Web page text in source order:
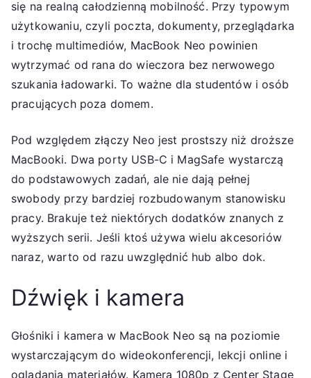
się na realną całodzienną mobilność. Przy typowym
użytkowaniu, czyli poczta, dokumenty, przeglądarka
i trochę multimediów, MacBook Neo powinien
wytrzymać od rana do wieczora bez nerwowego
szukania ładowarki. To ważne dla studentów i osób
pracujących poza domem.
Pod względem złączy Neo jest prostszy niż droższe
MacBooki. Dwa porty USB-C i MagSafe wystarczą
do podstawowych zadań, ale nie dają pełnej
swobody przy bardziej rozbudowanym stanowisku
pracy. Brakuje też niektórych dodatków znanych z
wyższych serii. Jeśli ktoś używa wielu akcesoriów
naraz, warto od razu uwzględnić hub albo dok.
Dźwięk i kamera
Głośniki i kamera w MacBook Neo są na poziomie
wystarczającym do wideokonferencji, lekcji online i
oglądania materiałów. Kamera 1080p z Center Stage